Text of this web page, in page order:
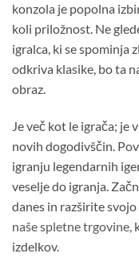
konzola je popolna
koli priložnost. Ne
igralca, ki se spominja
odkriva klasike, bo ta
obraz.
Je več kot le igrača; je
novih dogodivščin.
igranju legendarnih
veselje do igranja.
danes in razširite
naše spletne trgovine,
izdelkov.